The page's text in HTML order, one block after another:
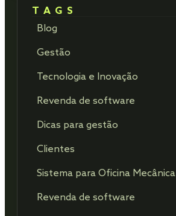
TAGS
Blog
Gestão
Tecnologia e Inovação
Revenda de software
Dicas para gestão
Clientes
Sistema para Oficina Mecânica
Revenda de software